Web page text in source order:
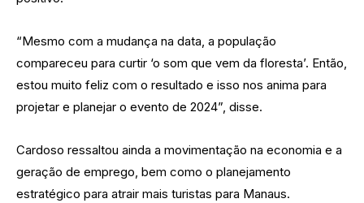
“Mesmo com a mudança na data, a população
compareceu para curtir ‘o som que vem da floresta’. Então,
estou muito feliz com o resultado e isso nos anima para
projetar e planejar o evento de 2024”, disse.
Cardoso ressaltou ainda a movimentação na economia e a
geração de emprego, bem como o planejamento
estratégico para atrair mais turistas para Manaus.